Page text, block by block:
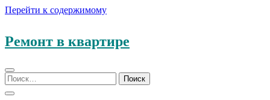
Перейти к содержимому
Ремонт в квартире